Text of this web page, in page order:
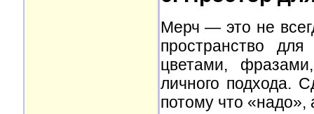
Мерч — это не
пространство
цветами,
личного подхода.
потому что «надо»,